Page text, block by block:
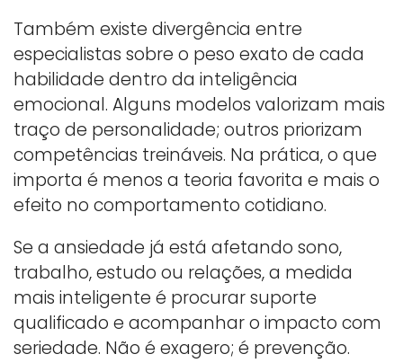
Também existe divergência entre
especialistas sobre o peso exato de cada
habilidade dentro da inteligência
emocional. Alguns modelos valorizam mais
traço de personalidade; outros priorizam
competências treináveis. Na prática, o que
importa é menos a teoria favorita e mais o
efeito no comportamento cotidiano.
Se a ansiedade já está afetando sono,
trabalho, estudo ou relações, a medida
mais inteligente é procurar suporte
qualificado e acompanhar o impacto com
seriedade. Não é exagero; é prevenção.